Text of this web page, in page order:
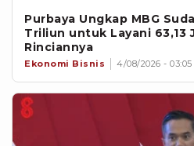
Purbaya Ungkap MBG
Triliun untuk Layani 63,13
Rinciannya
Ekonomi Bisnis 4/08/2026 - 03:05